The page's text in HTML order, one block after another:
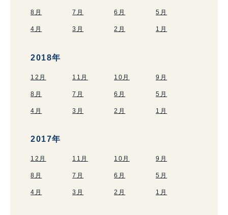
8月 7月 6月 5月
4月 3月 2月 1月
2018年
12月 11月 10月 9月
8月 7月 6月 5月
4月 3月 2月 1月
2017年
12月 11月 10月 9月
8月 7月 6月 5月
4月 3月 2月 1月